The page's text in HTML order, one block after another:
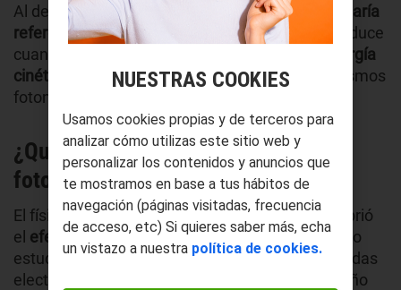
Al desglosarlaEfsería la energía del fotón
haría
referencia a la energía de extracciónque se produce
cuando se liberan los fotoelectrones y
la energía
cinética
que produce el movimiento de esos mismos
fotones.
¿Quién descubrió el efecto
fotoeléctrico?
El físico alemán Heinrich Hertz fue quien descubrió
el efecto fotoeléctrico en un experimentocuando
estudiaba la generación y la recepción de las ondas
electromagnéticas. Todo esto tuvo lugar en el año
NUESTRAS COOKIES
Usamos cookies propias y de terceros para
analizar cómo utilizas este sitio web y
personalizar los contenidos y anuncios que
te mostramos en base a tus hábitos de
navegación (páginas visitadas, frecuencia
de acceso, etc) Si quieres saber más, echa
un vistazo a nuestra política de cookies.